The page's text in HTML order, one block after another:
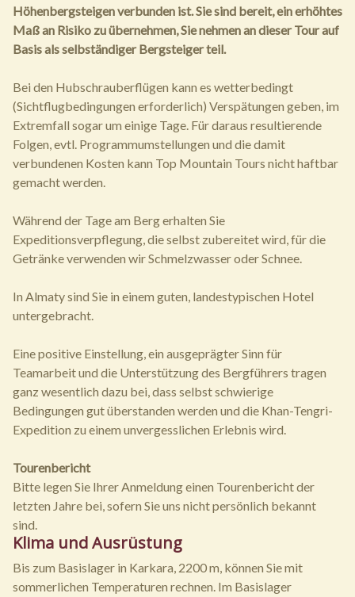
Höhenbergsteigen verbunden ist. Sie sind bereit, ein erhöhtes
Maß an Risiko zu übernehmen, Sie nehmen an dieser Tour auf
Basis als selbständiger Bergsteiger teil.
Bei den Hubschrauberflügen kann es wetterbedingt
(Sichtflugbedingungen erforderlich) Verspätungen geben, im
Extremfall sogar um einige Tage. Für daraus resultierende
Folgen, evtl. Programmumstellungen und die damit
verbundenen Kosten kann Top Mountain Tours nicht haftbar
gemacht werden.
Während der Tage am Berg erhalten Sie
Expeditionsverpflegung, die selbst zubereitet wird, für die
Getränke verwenden wir Schmelzwasser oder Schnee.
In Almaty sind Sie in einem guten, landestypischen Hotel
untergebracht.
Eine positive Einstellung, ein ausgeprägter Sinn für
Teamarbeit und die Unterstützung des Bergführers tragen
ganz wesentlich dazu bei, dass selbst schwierige
Bedingungen gut überstanden werden und die Khan-Tengri-
Expedition zu einem unvergesslichen Erlebnis wird.
Tourenbericht
Bitte legen Sie Ihrer Anmeldung einen Tourenbericht der
letzten Jahre bei, sofern Sie uns nicht persönlich bekannt
sind.
Klima und Ausrüstung
Bis zum Basislager in Karkara, 2200 m, können Sie mit
sommerlichen Temperaturen rechnen. Im Basislager